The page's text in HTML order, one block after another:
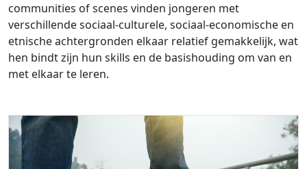
communities of scenes vinden jongeren met
verschillende sociaal-culturele, sociaal-economische en
etnische achtergronden elkaar relatief gemakkelijk, wat
hen bindt zijn hun skills en de basishouding om van en
met elkaar te leren.